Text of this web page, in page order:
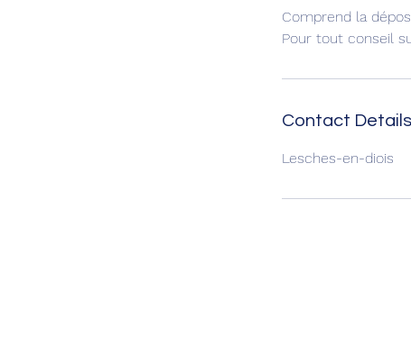
Comprend la
Pour tout conseil
Contact Details
Lesches-en-diois